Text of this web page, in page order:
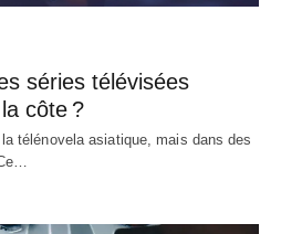
séries télévisées
côte ?
télénovela asiatique, mais dans des